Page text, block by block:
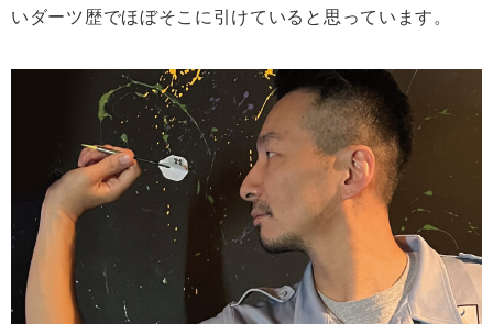
いダーツ歴でほぼそこに引けていると思っています。